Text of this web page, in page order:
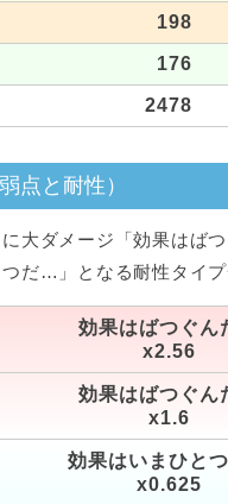
198
176
2478
点と耐性）
に大ダメージ「効果はば
つだ…」となる耐性タイ
効果はばつぐん
x2.56
効果はばつぐん
x1.6
効果はいまひと
x0.625